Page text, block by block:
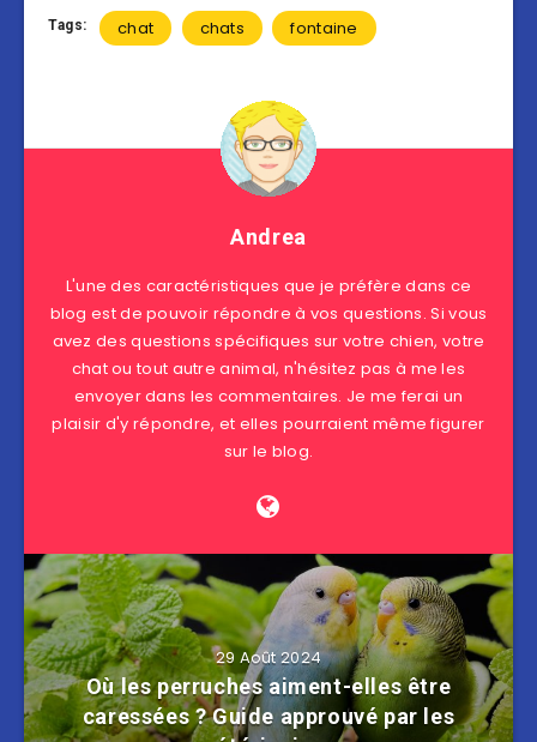
Tags: chat chats fontaine
Andrea
L'une des caractéristiques que je préfère dans ce
blog est de pouvoir répondre à vos questions. Si vous
avez des questions spécifiques sur votre chien, votre
chat ou tout autre animal, n'hésitez pas à me les
envoyer dans les commentaires. Je me ferai un
plaisir d'y répondre, et elles pourraient même figurer
sur le blog.
29 Août 2024
Où les perruches aiment-elles être
caressées ? Guide approuvé par les